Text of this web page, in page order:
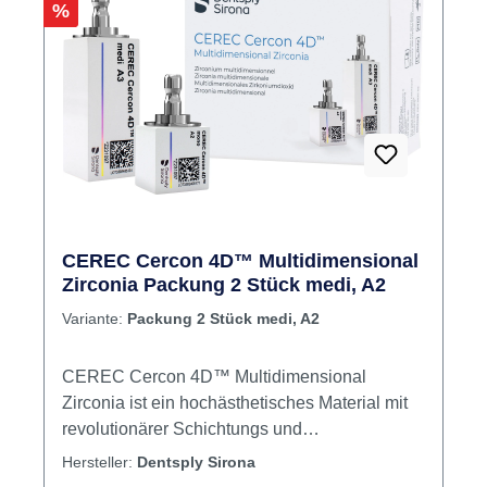
sowohl für Seitenzahn- als auch für
Frontzahnrestaurationen führt Inhalt Blöcke
Rabatt
%
CEREC Cercon 4D™ Multidimensional
Zirconia Packung 2 Stück medi, A2
Variante: Packung 2 Stück medi, A2
CEREC Cercon 4D™ Multidimensional
Zirconia ist ein hochästhetisches Material mit
revolutionärer Schichtungs und
Schattierungstechnologie, die für natürliche
Hersteller: Dentsply Sirona